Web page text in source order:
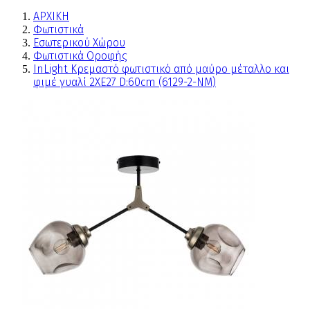
ΑΡΧΙΚΗ
Φωτιστικά
Εσωτερικού Χώρου
Φωτιστικά Οροφής
InLight Κρεμαστό φωτιστικό από μαύρο μέταλλο και
φιμέ γυαλί 2XE27 D:60cm (6129-2-ΝΜ)